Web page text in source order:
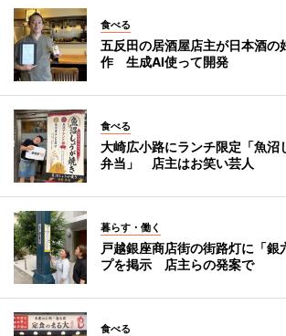
食べる
五反田の居酒屋店主が日本酒の
作 生成AI使って開発
食べる
大崎広小路にランチ限定「魚沼
弁当」 店主はお笑い芸人
暮らす・働く
戸越銀座商店街の街路灯に「銀
プを掲示 店主らの発案で
食べる